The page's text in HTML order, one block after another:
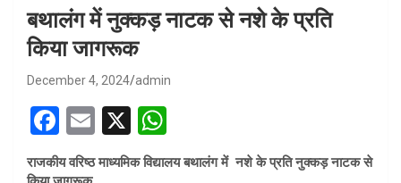
बथालंग में नुक्कड़ नाटक से नशे के प्रति
किया जागरूक
December 4, 2024 admin
F
a
E
m
X
h
राजकीय वरिष्ठ माध्यमिक विद्यालय बथालंग में नशे के प्रति नुक्कड़ नाटक से